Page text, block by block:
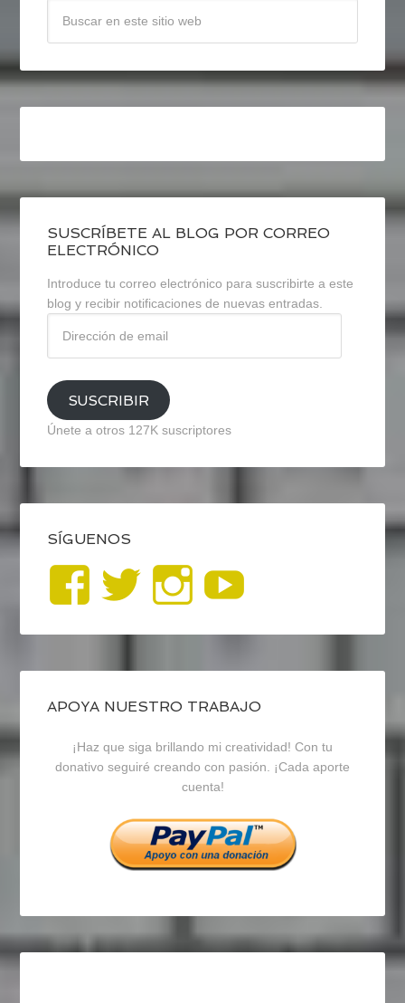
SUSCRÍBETE AL BLOG POR CORREO
ELECTRÓNICO
Introduce tu correo electrónico para suscribirte a este
blog y recibir notificaciones de nuevas entradas.
email
SUSCRIBIR
Únete a otros 127K suscriptores
SÍGUENOS
Ver
perfil
de
blogrecursosep
en
Facebook
Ver
perfil
de
recursosep
en
Twitter
Ver
perfil
de
recursosep
en
Instagram
APOYA NUESTRO TRABAJO
¡Haz que siga brillando mi creatividad! Con tu
donativo seguiré creando con pasión. ¡Cada aporte
cuenta!